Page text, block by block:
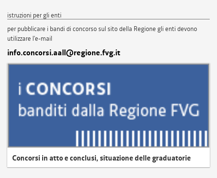
istruzioni per gli enti
per pubblicare i bandi di concorso sul sito della Regione gli enti devono
utilizzare l'e-mail
info.concorsi.aall@regione.fvg.it
Concorsi in atto e conclusi, situazione delle graduatorie